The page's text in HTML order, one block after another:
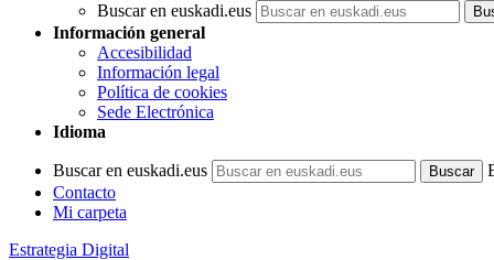
Buscar en euskadi.eus
Información general
Accesibilidad
Información legal
Política de cookies
Sede Electrónica
Idioma
Buscar en euskadi.eus
Contacto
Mi carpeta
Estrategia Digital